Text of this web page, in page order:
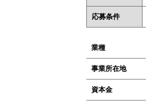
応募条件
業種
事業所在地
資本金